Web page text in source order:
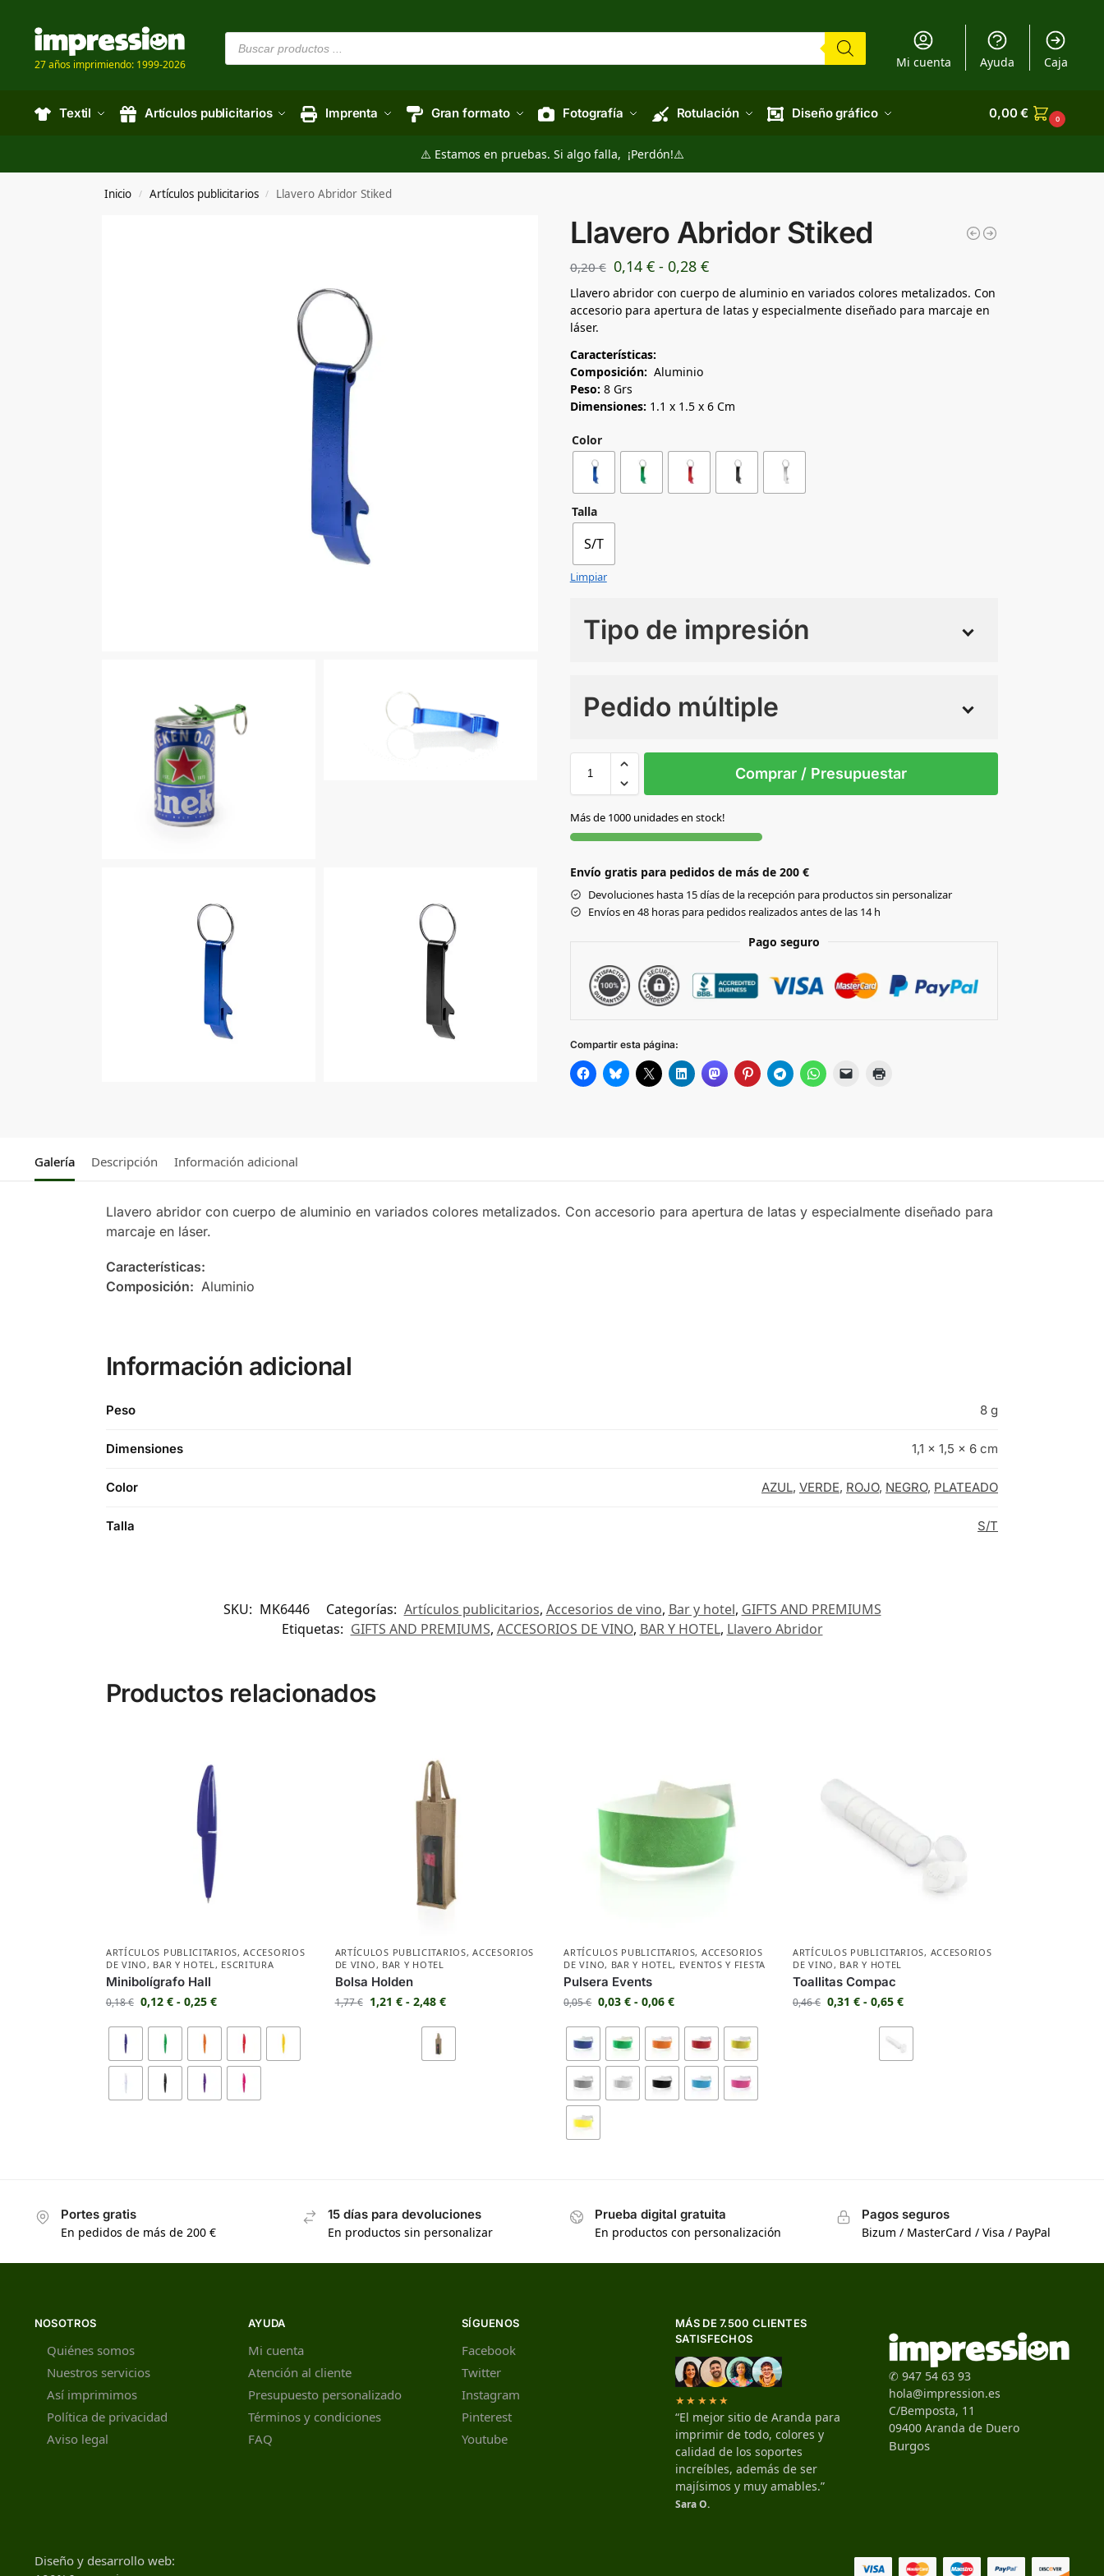
27 años imprimiendo: 1999-2026 Mi cuenta Ayuda Caja
Textil Artículos publicitarios Imprenta Gran formato Fotografía Rotulación Diseño gráfico 0,00€ 0
⚠️ Estamos en pruebas. Si algo falla, ¡Perdón!⚠️
Inicio / Artículos publicitarios / Llavero Abridor Stiked
Llavero Abridor Stiked
0,20€ 0,14 € - 0,28 €
Llavero abridor con cuerpo de aluminio en variados colores metalizados. Con
accesorio para apertura de latas y especialmente diseñado para marcaje en
láser.
Características:
Composición: Aluminio
Peso: 8 Grs
Dimensiones: 1.1 x 1.5 x 6 Cm
Color
Talla
S/T
Limpiar
Tipo de impresión
Pedido múltiple
AZUL
NEGRO
PLATEADO
VERDE
Comprar / Presupuestar
Más de 1000 unidades en stock!
Envío gratis para pedidos de más de 200 €
Devoluciones hasta 15 días de la recepción para productos sin personalizar
Envíos en 48 horas para pedidos realizados antes de las 14 h
Pago seguro
Compartir esta página:
Galería Descripción Información adicional
Llavero abridor con cuerpo de aluminio en variados colores metalizados. Con accesorio para apertura de latas y especialmente diseñado para
marcaje en láser.
Características:
Composición: Aluminio
Información adicional
Peso 8 g
Dimensiones 1,1 × 1,5 × 6 cm
Color AZUL, VERDE, ROJO, NEGRO, PLATEADO
Talla S/T
SKU: MK6446 Categorías: Artículos publicitarios, Accesorios de vino, Bar y hotel, GIFTS AND PREMIUMS
Etiquetas: GIFTS AND PREMIUMS, ACCESORIOS DE VINO, BAR Y HOTEL, Llavero Abridor
Productos relacionados
ARTÍCULOS PUBLICITARIOS,ACCESORIOS
DE VINO, BAR Y HOTEL, ESCRITURA
Minibolígrafo Hall
0,18€ 0,12 € - 0,25 €
ARTÍCULOS PUBLICITARIOS,ACCESORIOS
DE VINO, BAR Y HOTEL
Bolsa Holden
1,77€ 1,21 € - 2,48 €
ARTÍCULOS PUBLICITARIOS, ACCESORIOS
DE VINO, BAR Y HOTEL, EVENTOS Y FIESTA
Pulsera Events
0,05€ 0,03€ - 0,06€
ARTÍCULOS PUBLICITARIOS, ACCESORIOS
DE VINO, BAR Y HOTEL
Toallitas Compac
0,46€ 0,31€ - 0,65€
Portes gratis
En pedidos de más de 200 €
15 días para devoluciones
En productos sin personalizar
Prueba digital gratuita
En productos con personalización
Pagos seguros
Bizum / MasterCard / Visa / PayPal
NOSOTROS
Quiénes somos
Nuestros servicios
Así imprimimos
Política de privacidad
Aviso legal
AYUDA
Mi cuenta
Atención al cliente
Presupuesto personalizado
Términos y condiciones
FAQ
SÍGUENOS
Facebook
Twitter
Instagram
Pinterest
Youtube
MÁS DE 7.500 CLIENTES
SATISFECHOS
★★★★★
“El mejor sitio de Aranda para
imprimir de todo, colores y
calidad de los soportes
increíbles, además de ser
majísimos y muy amables.”
Sara O.
✆ 947 54 63 93
hola@impression.es
C/Bemposta, 11
09400 Aranda de Duero
Burgos
Diseño y desarrollo web: